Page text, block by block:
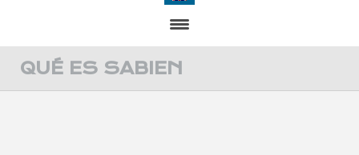
PRESENTACIÓN
QUÉ ES SABIEN